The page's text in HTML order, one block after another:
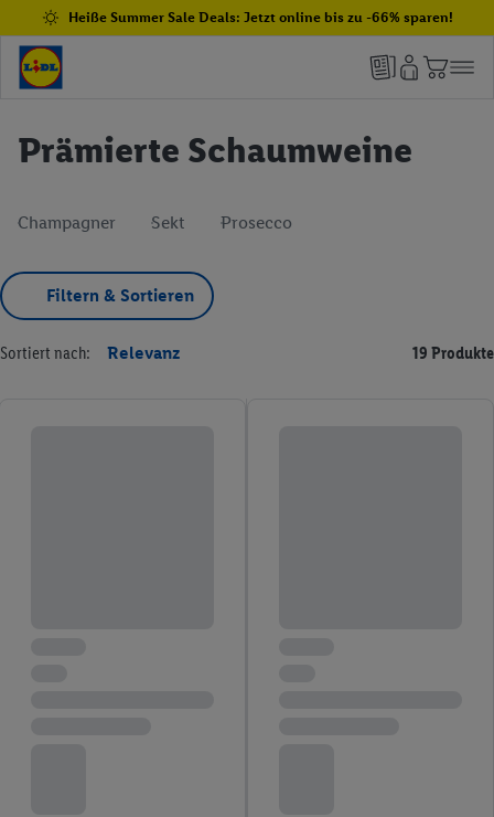
Heiße Summer Sale Deals: Jetzt online bis zu -66% sparen!
Prämierte Schaumweine
Champagner Sekt Prosecco
Filtern & Sortieren
Sortiert nach: Relevanz 19 Produkte